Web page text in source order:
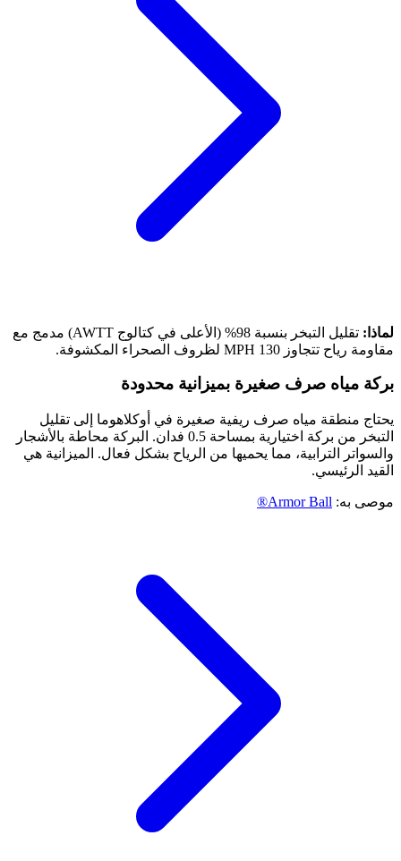
لماذا:
تقليل التبخر بنسبة 98% (الأعلى في كتالوج AWTT) مدمج مع
مقاومة رياح تتجاوز 130 MPH لظروف الصحراء المكشوفة.
بركة مياه صرف صغيرة بميزانية محدودة
يحتاج منطقة مياه صرف ريفية صغيرة في أوكلاهوما إلى تقليل
التبخر من بركة اختيارية بمساحة 0.5 فدان. البركة محاطة بالأشجار
والسواتر الترابية، مما يحميها من الرياح بشكل فعال. الميزانية هي
القيد الرئيسي.
موصى به: Armor Ball®